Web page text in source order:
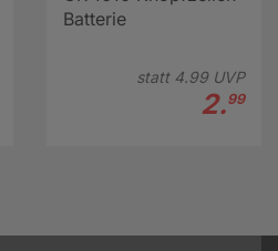
Batterie
statt 4.99UVP
2.99